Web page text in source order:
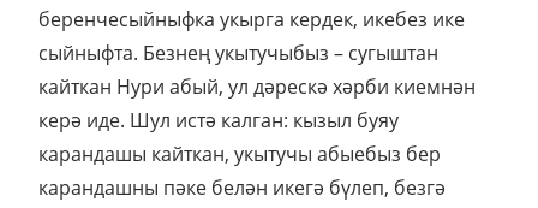
беренчесыйныфка укырга кердек, икебез ике
сыйныфта. Безнең укытучыбыз – сугыштан
кайткан Нури абый, ул дәрескә хәрби киемнән
керә иде. Шул истә калган: кызыл буяу
карандашы кайткан, укытучы абыебыз бер
карандашны пәке белән икегә бүлеп, безгә